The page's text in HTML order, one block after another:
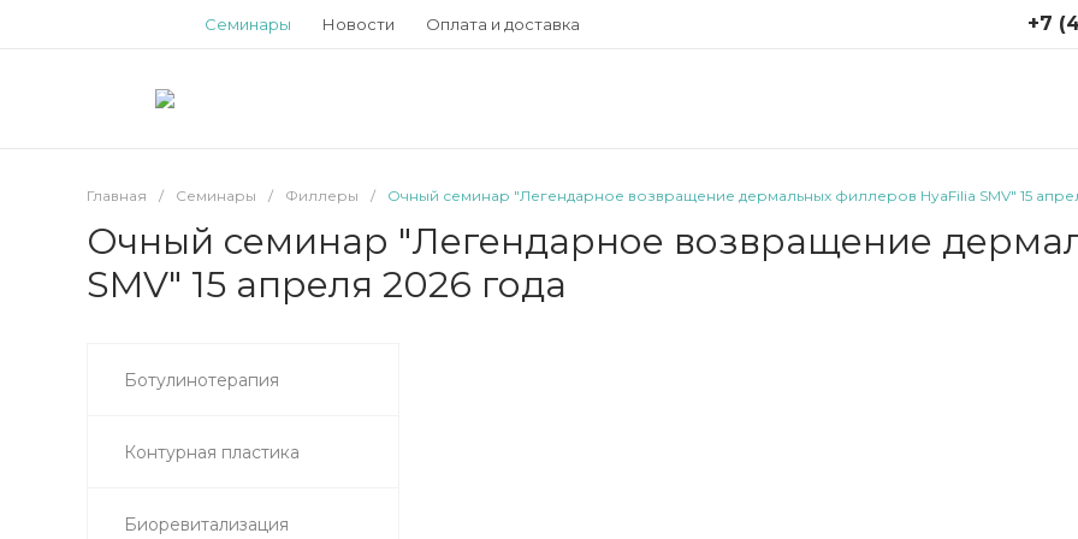
Семинары Новости Оплата и доставка +7
стр. 1
Главная / Семинары / Филлеры / Очный семинар "Легендарное возвращение дермальных филлеров HyaFilia SMV" 15
Очный семинар "Легендарное возвращение
SMV" 15 апреля 2026 года
Ботулинотерапия
Контурная пластика
Биоревитализация